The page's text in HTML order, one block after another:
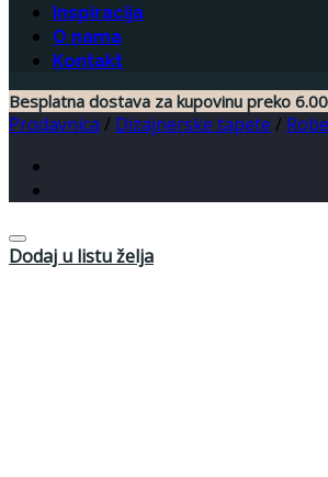
Inspiracija
O nama
Kontakt
Besplatna dostava za kupovinu preko
Prodavnica / Dizajnerske tapete /
Dodaj u listu želja